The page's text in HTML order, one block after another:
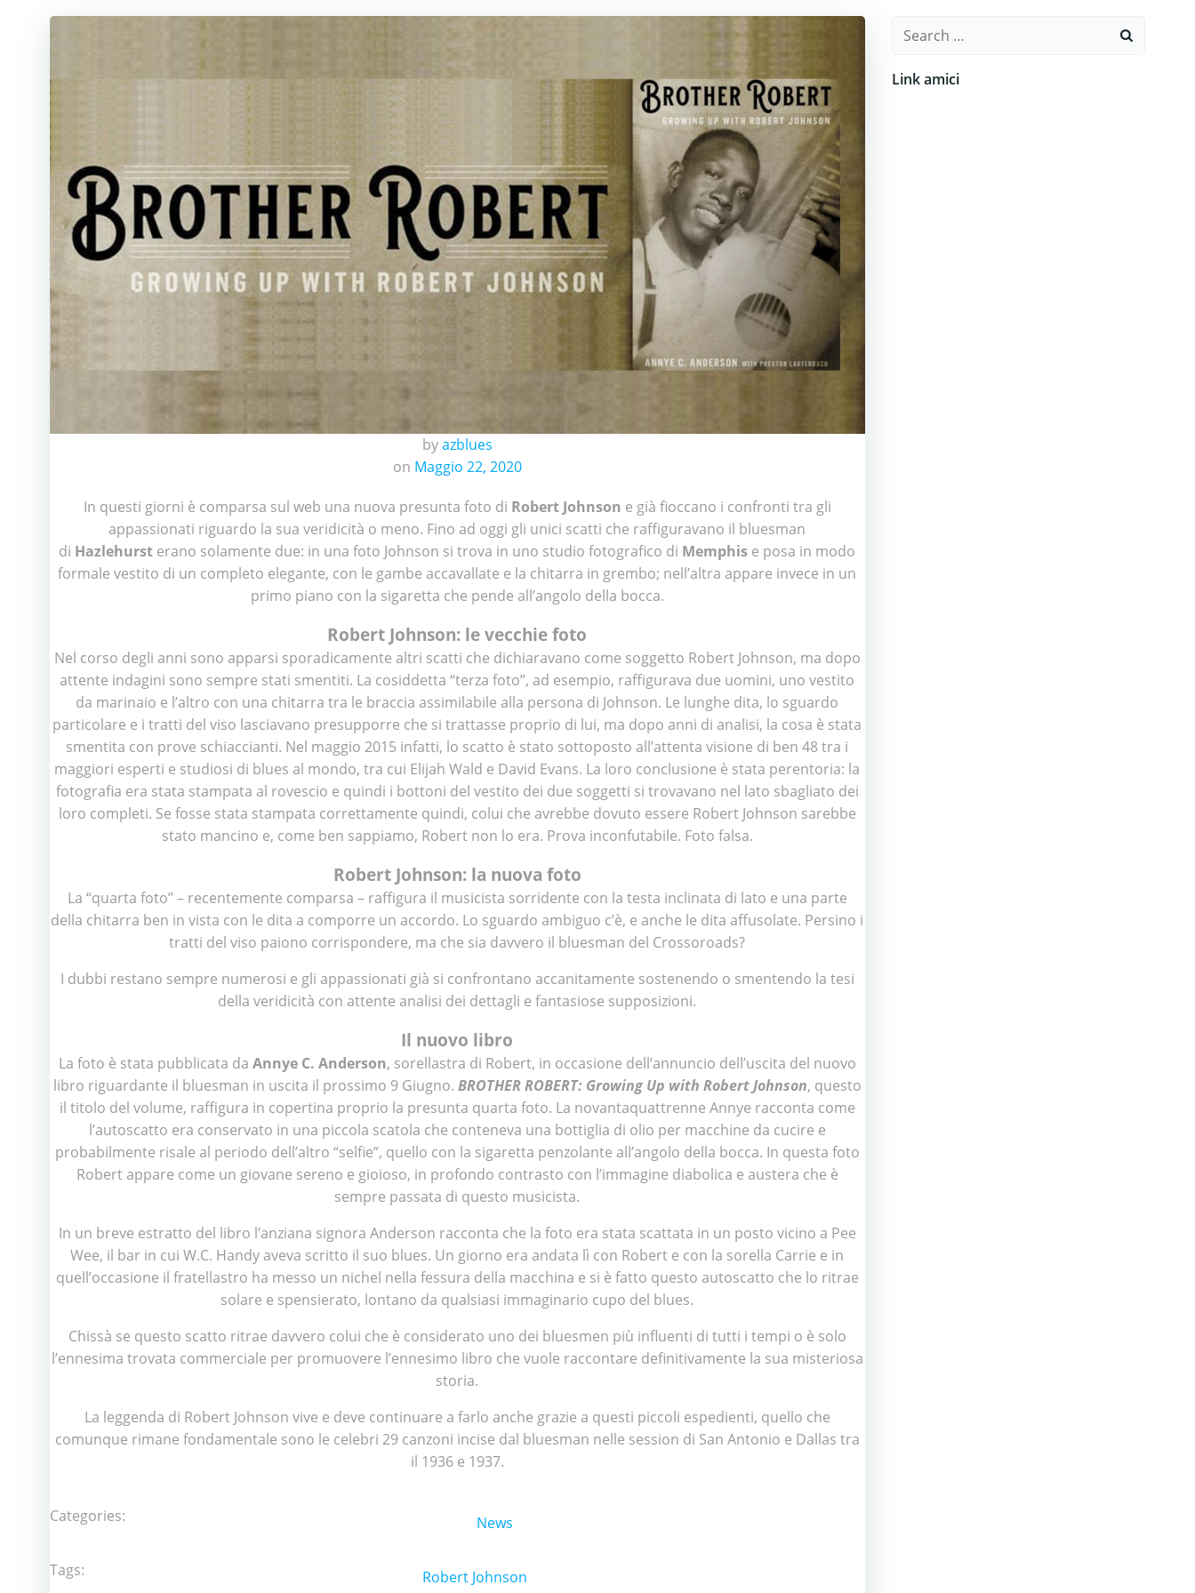
byazblues
on Maggio 22, 2020
In questi giorni è comparsa sul web una nuova presunta foto di Robert Johnson e già fioccano i confronti tra gli
appassionati riguardo la sua veridicità o meno. Fino ad oggi gli unici scatti che raffiguravano il bluesman
di Hazlehurst erano solamente due: in una foto Johnson si trova in uno studio fotografico di Memphis e posa in modo
formale vestito di un completo elegante, con le gambe accavallate e la chitarra in grembo; nell’altra appare invece in un
primo piano con la sigaretta che pende all’angolo della bocca.
Robert Johnson: le vecchie foto
Nel corso degli anni sono apparsi sporadicamente altri scatti che dichiaravano come soggetto Robert Johnson, ma dopo
attente indagini sono sempre stati smentiti. La cosiddetta “terza foto”, ad esempio, raffigurava due uomini, uno vestito
da marinaio e l’altro con una chitarra tra le braccia assimilabile alla persona di Johnson. Le lunghe dita, lo sguardo
particolare e i tratti del viso lasciavano presupporre che si trattasse proprio di lui, ma dopo anni di analisi, la cosa è stata
smentita con prove schiaccianti. Nel maggio 2015 infatti, lo scatto è stato sottoposto all’attenta visione di ben 48 tra i
maggiori esperti e studiosi di blues al mondo, tra cui Elijah Wald e David Evans. La loro conclusione è stata perentoria: la
fotografia era stata stampata al rovescio e quindi i bottoni del vestito dei due soggetti si trovavano nel lato sbagliato dei
loro completi. Se fosse stata stampata correttamente quindi, colui che avrebbe dovuto essere Robert Johnson sarebbe
stato mancino e, come ben sappiamo, Robert non lo era. Prova inconfutabile. Foto falsa.
Robert Johnson: la nuova foto
La “quarta foto” – recentemente comparsa – raffigura il musicista sorridente con la testa inclinata di lato e una parte
della chitarra ben in vista con le dita a comporre un accordo. Lo sguardo ambiguo c’è, e anche le dita affusolate. Persino i
tratti del viso paiono corrispondere, ma che sia davvero il bluesman del Crossoroads?
I dubbi restano sempre numerosi e gli appassionati già si confrontano accanitamente sostenendo o smentendo la tesi
della veridicità con attente analisi dei dettagli e fantasiose supposizioni.
Il nuovo libro
La foto è stata pubblicata da Annye C. Anderson, sorellastra di Robert, in occasione dell’annuncio dell’uscita del nuovo
libro riguardante il bluesman in uscita il prossimo 9 Giugno. BROTHER ROBERT: Growing Up with Robert Johnson, questo
il titolo del volume, raffigura in copertina proprio la presunta quarta foto. La novantaquattrenne Annye racconta come
l’autoscatto era conservato in una piccola scatola che conteneva una bottiglia di olio per macchine da cucire e
probabilmente risale al periodo dell’altro “selfie”, quello con la sigaretta penzolante all’angolo della bocca. In questa foto
Robert appare come un giovane sereno e gioioso, in profondo contrasto con l’immagine diabolica e austera che è
sempre passata di questo musicista.
In un breve estratto del libro l’anziana signora Anderson racconta che la foto era stata scattata in un posto vicino a Pee
Wee, il bar in cui W.C. Handy aveva scritto il suo blues. Un giorno era andata lì con Robert e con la sorella Carrie e in
quell’occasione il fratellastro ha messo un nichel nella fessura della macchina e si è fatto questo autoscatto che lo ritrae
solare e spensierato, lontano da qualsiasi immaginario cupo del blues.
Chissà se questo scatto ritrae davvero colui che è considerato uno dei bluesmen più influenti di tutti i tempi o è solo
l’ennesima trovata commerciale per promuovere l’ennesimo libro che vuole raccontare definitivamente la sua misteriosa
storia.
La leggenda di Robert Johnson vive e deve continuare a farlo anche grazie a questi piccoli espedienti, quello che
comunque rimane fondamentale sono le celebri 29 canzoni incise dal bluesman nelle session di San Antonio e Dallas tra
il 1936 e 1937.
Categories: News
Tags: Robert Johnson
Search
Link amici